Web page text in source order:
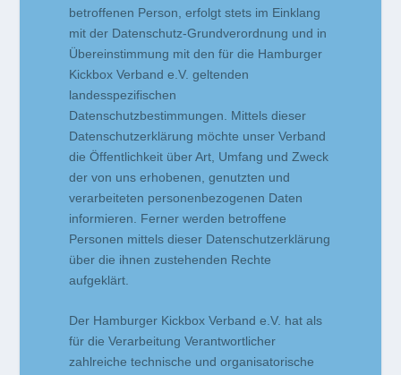
betroffenen Person, erfolgt stets im Einklang
mit der Datenschutz-Grundverordnung und in
Übereinstimmung mit den für die Hamburger
Kickbox Verband e.V. geltenden
landesspezifischen
Datenschutzbestimmungen. Mittels dieser
Datenschutzerklärung möchte unser Verband
die Öffentlichkeit über Art, Umfang und Zweck
der von uns erhobenen, genutzten und
verarbeiteten personenbezogenen Daten
informieren. Ferner werden betroffene
Personen mittels dieser Datenschutzerklärung
über die ihnen zustehenden Rechte
aufgeklärt.
Der Hamburger Kickbox Verband e.V. hat als
für die Verarbeitung Verantwortlicher
zahlreiche technische und organisatorische